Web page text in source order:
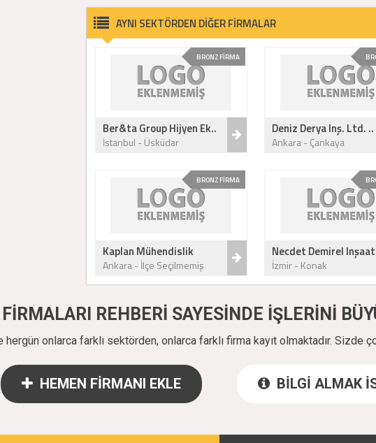
AYNI SEKTÖRDEN DİĞER FİRMALAR
BRONZ FİRMA
Ber&ta Group Hijyen Ek..
İstanbul - Üsküdar
Deniz Derya Inş. Ltd. ..
Ankara - Çankaya
BRONZ FİRMA
Kaplan Mühendislik
Ankara - İlçe Seçilmemiş
Necdet Demirel
İzmir - Konak
REHBERİ SAYESİNDE İŞLERİNİ
onlarca farklı sektörden, onlarca farklı firma kayıt olmaktadır. Sizde
HEMEN FİRMANI EKLE BİLGİ ALMAK